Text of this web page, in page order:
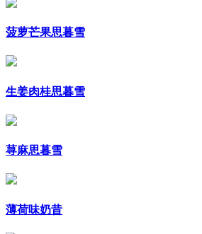
菠萝芒果思暮雪
生姜肉桂思暮雪
荨麻思暮雪
薄荷味奶昔